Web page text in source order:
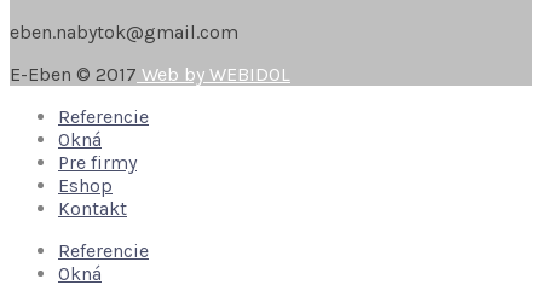
eben.nabytok@gmail.com
E-Eben © 2017 Web by WEBIDOL
Referencie
Okná
Pre firmy
Eshop
Kontakt
Referencie
Okná